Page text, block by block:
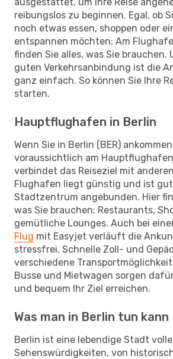
reibungslos zu beginnen. Egal, ob
noch etwas essen, shoppen oder
entspannen möchten: Am
finden Sie alles, was Sie brauchen.
guten Verkehrsanbindung ist die
ganz einfach. So können Sie Ihre
starten.
Hauptflughafen in Berlin
Wenn Sie in Berlin (BER)
voraussichtlich am
verbindet das Reiseziel mit
Flughafen liegt günstig und ist
Stadtzentrum angebunden. Hier
was Sie brauchen: Restaurants,
gemütliche Lounges. Auch bei
Flug mit Easyjet verläuft die
stressfrei. Schnelle Zoll- und
verschiedene
Busse und Mietwagen sorgen
und bequem Ihr Ziel erreichen.
Was man in Berlin tun kann
Berlin ist eine lebendige Stadt
Sehenswürdigkeiten, von